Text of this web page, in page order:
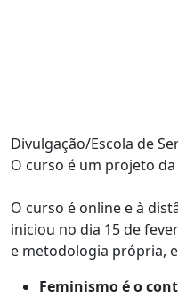
Divulgação/Escola de
O curso é um projeto da
O curso é online e à
iniciou no dia 15 de
e metodologia própria,
Feminismo é o